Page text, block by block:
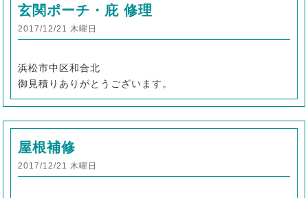
玄関ポーチ・庇 修理
2017/12/21 木曜日
浜松市中区和合北
御見積りありがとうございます。
屋根補修
2017/12/21 木曜日